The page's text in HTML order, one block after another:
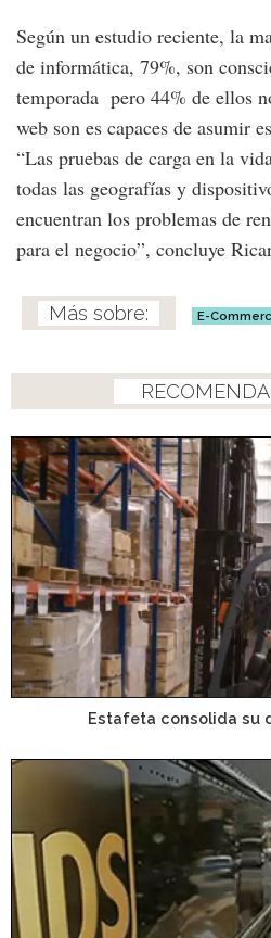
Según un estudio reciente, la
de informática, 79%, son
temporada pero 44% de ellos
web son es capaces de asumir
“Las pruebas de carga en la
todas las geografías y
encuentran los problemas de
para el negocio”, concluye
E-
Estafeta consolida su